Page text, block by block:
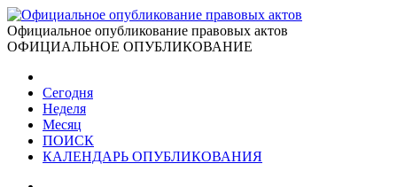
Официальное опубликование правовых актов
ОФИЦИАЛЬНОЕ ОПУБЛИКОВАНИЕ
Сегодня
Неделя
Месяц
ПОИСК
КАЛЕНДАРЬ ОПУБЛИКОВАНИЯ